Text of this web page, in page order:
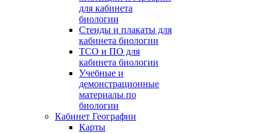
для кабинета
биологии
Стенды и плакаты для
кабинета биологии
ТСО и ПО для
кабинета биологии
Учебные и
демонстрационные
материалы по
биологии
Кабинет Географии
Карты